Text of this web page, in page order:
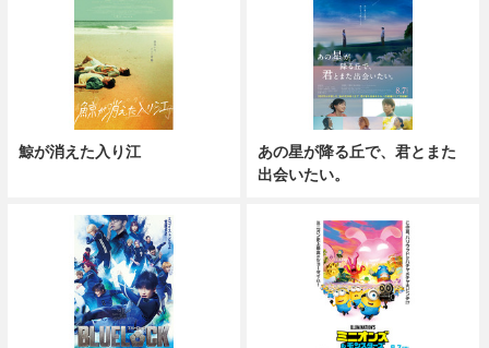
鯨が消えた入り江
あの星が降る丘で、君とまた
出会いたい。